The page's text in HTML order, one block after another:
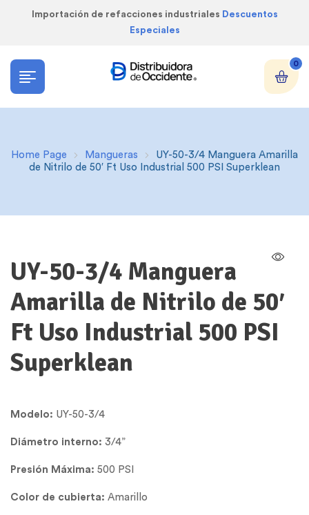
Importación de refacciones industriales Descuentos
Especiales
0
Home Page Mangueras
UY-50-3/4 Manguera Amarilla
de Nitrilo de 50′ Ft Uso Industrial 500 PSI Superklean
UY-50-3/4 Manguera
Amarilla de Nitrilo de 50′
Ft Uso Industrial 500 PSI
Superklean
Modelo: UY-50-3/4
Diámetro interno: 3/4”
Presión Máxima: 500 PSI
Color de cubierta: Amarillo